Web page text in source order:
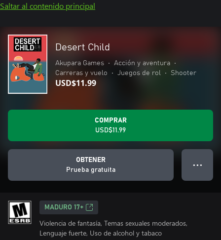
Saltar al contenido principal
Desert Child
Akupara Games • Acción y aventura
•
Carreras y vuelo
• Juegos de rol • Shooter
USD$11.99
COMPRAR
USD$11.99
OBTENER
Prueba gratuita
● ● ●
MADURO 17+
Violencia de fantasía, Temas sexuales moderados,
Lenguaje fuerte, Uso de alcohol y tabaco